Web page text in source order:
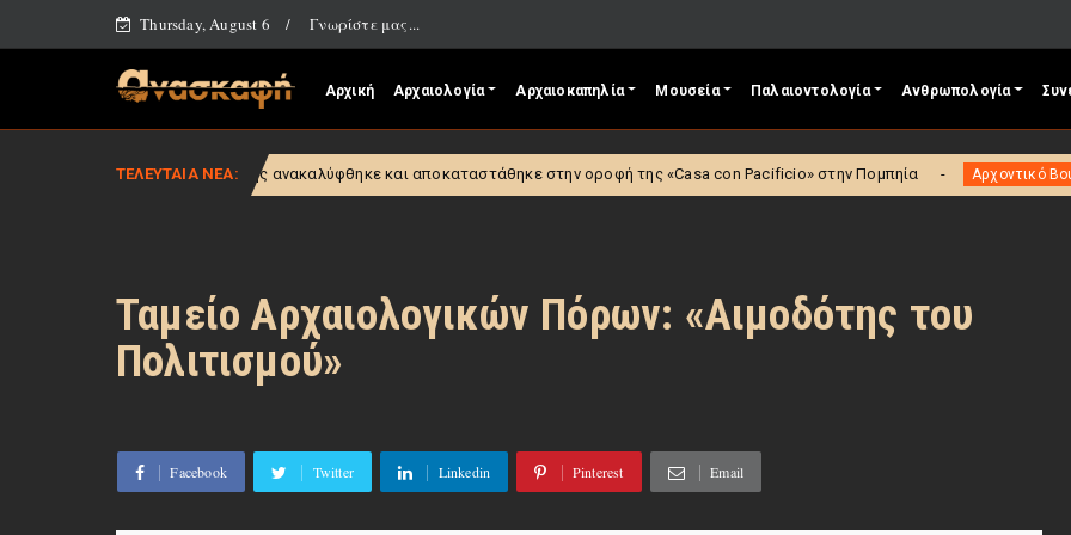
Thursday, August 6 Γνωρίστε μας...
Αρχική Αρχαιολογία Αρχαιοκαπηλία Μουσεία Παλαιοντολογία Ανθρωπολογία
ΤΕΛΕΥΤΑΙΑ ΝΕΑ:
της Αριάδνης ανακαλύφθηκε και αποκαταστάθηκε στην οροφή της «Casa con Pacificio» στην Πομπηία Αρχοντικό Βουβάλη ΥΠΠΟ:
Ταμείο Αρχαιολογικών Πόρων: «Αιμοδότης του
Πολιτισμού»
Facebook Twitter Linkedin Pinterest Email